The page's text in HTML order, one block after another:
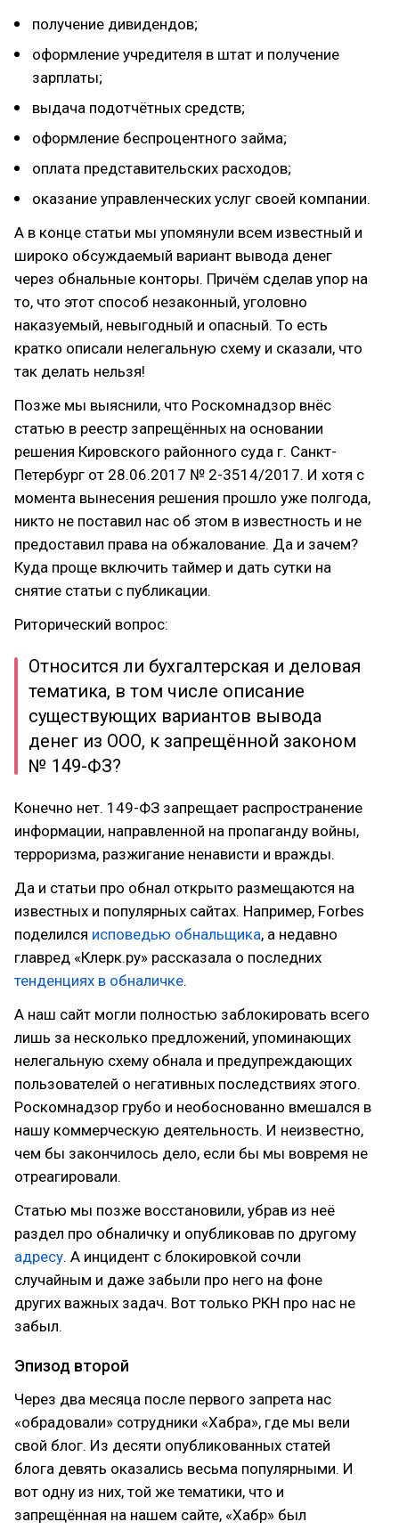
получение дивидендов;
оформление учредителя в штат и получение
зарплаты;
выдача подотчётных средств;
оформление беспроцентного займа;
оплата представительских расходов;
оказание управленческих услуг своей компании.
А в конце статьи мы упомянули всем известный и
широко обсуждаемый вариант вывода денег
через обнальные конторы. Причём сделав упор на
то, что этот способ незаконный, уголовно
наказуемый, невыгодный и опасный. То есть
кратко описали нелегальную схему и сказали, что
так делать нельзя!
Позже мы выяснили, что Роскомнадзор внёс
статью в реестр запрещённых на основании
решения Кировского районного суда г. Санкт-
Петербург от 28.06.2017 № 2-3514/2017. И хотя с
момента вынесения решения прошло уже полгода,
никто не поставил нас об этом в известность и не
предоставил права на обжалование. Да и зачем?
Куда проще включить таймер и дать сутки на
снятие статьи с публикации.
Риторический вопрос:
Относится ли бухгалтерская и деловая
тематика, в том числе описание
существующих вариантов вывода
денег из ООО, к запрещённой законом
№ 149-ФЗ?
Конечно нет. 149-ФЗ запрещает распространение
информации, направленной на пропаганду войны,
терроризма, разжигание ненависти и вражды.
Да и статьи про обнал открыто размещаются на
известных и популярных сайтах. Например, Forbes
поделился исповедью обнальщика, а недавно
главред «Клерк.ру» рассказала о последних
тенденциях в обналичке.
А наш сайт могли полностью заблокировать всего
лишь за несколько предложений, упоминающих
нелегальную схему обнала и предупреждающих
пользователей о негативных последствиях этого.
Роскомнадзор грубо и необоснованно вмешался в
нашу коммерческую деятельность. И неизвестно,
чем бы закончилось дело, если бы мы вовремя не
отреагировали.
Статью мы позже восстановили, убрав из неё
раздел про обналичку и опубликовав по другому
адресу. А инцидент с блокировкой сочли
случайным и даже забыли про него на фоне
других важных задач. Вот только РКН про нас не
забыл.
Эпизод второй
Через два месяца после первого запрета нас
«обрадовали» сотрудники «Хабра», где мы вели
свой блог. Из десяти опубликованных статей
блога девять оказались весьма популярными. И
вот одну из них, той же тематики, что и
запрещённая на нашем сайте, «Хабр» был